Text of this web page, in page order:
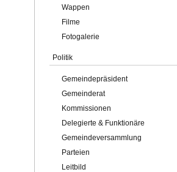
Wappen
Filme
Fotogalerie
Politik
Gemeindepräsident
Gemeinderat
Kommissionen
Delegierte & Funktionäre
Gemeindeversammlung
Parteien
Leitbild